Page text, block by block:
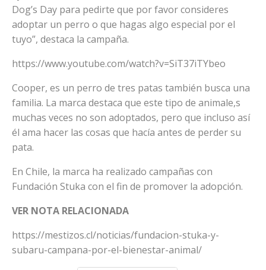
Dog’s Day para pedirte que por favor consideres
adoptar un perro o que hagas algo especial por el
tuyo”, destaca la campaña.
https://www.youtube.com/watch?v=SiT37iTYbeo
Cooper, es un perro de tres patas también busca una
familia. La marca destaca que este tipo de animale,s
muchas veces no son adoptados, pero que incluso así
él ama hacer las cosas que hacía antes de perder su
pata.
En Chile, la marca ha realizado campañas con
Fundación Stuka con el fin de promover la adopción.
VER NOTA RELACIONADA
https://mestizos.cl/noticias/fundacion-stuka-y-
subaru-campana-por-el-bienestar-animal/